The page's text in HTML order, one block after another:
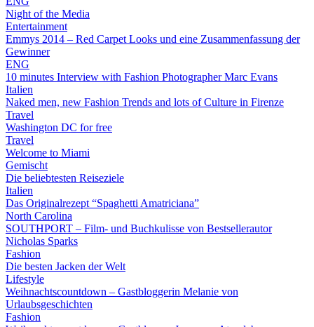
Night of the Media
Entertainment
Emmys 2014 – Red Carpet Looks und eine Zusammenfassung der
Gewinner
ENG
10 minutes Interview with Fashion Photographer Marc Evans
Italien
Naked men, new Fashion Trends and lots of Culture in Firenze
Travel
Washington DC for free
Travel
Welcome to Miami
Gemischt
Die beliebtesten Reiseziele
Italien
Das Originalrezept “Spaghetti Amatriciana”
North Carolina
SOUTHPORT – Film- und Buchkulisse von Bestsellerautor
Nicholas Sparks
Fashion
Die besten Jacken der Welt
Lifestyle
Weihnachtscountdown – Gastbloggerin Melanie von
Urlaubsgeschichten
Fashion